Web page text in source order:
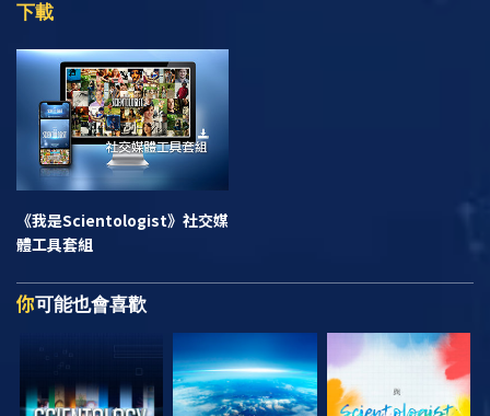
下載
《我是Scientologist》 社交媒
體工具套組
你可能也會喜歡